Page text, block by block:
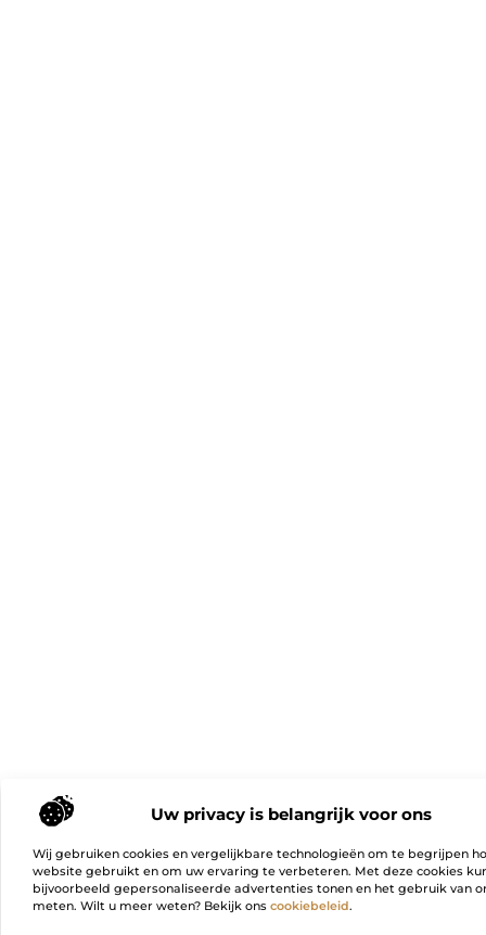
Uw privacy is belangrijk voor ons
Wij gebruiken cookies en vergelijkbare technologieën om te begrijpen
website gebruikt en om uw ervaring te verbeteren. Met deze cookies
bijvoorbeeld gepersonaliseerde advertenties tonen en het gebruik van
meten. Wilt u meer weten? Bekijk ons cookiebeleid.